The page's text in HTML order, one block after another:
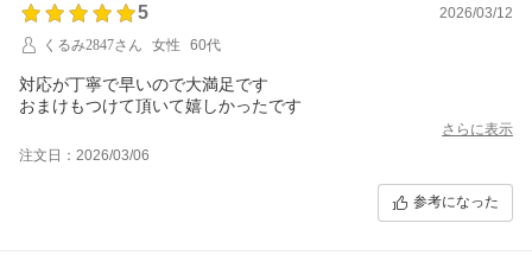
5
2026/03/12
くるみ2847さん
女性 60代
対応が丁寧で早いので大満足です
おまけもつけて頂いて嬉しかったです
さらに表示
注文日：2026/03/06
参考になった